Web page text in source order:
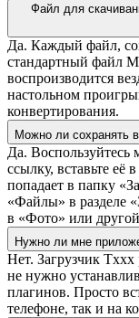
Файл для
Да. Каждый файл,
стандартный файл
воспроизводится
настольном
конвертирования.
Можно ли сохранять
Да. Воспользуйтесь
ссылку, вставьте
попадает в папку
«Файлы» в разделе
в «Фото» или
Нужно ли мне
Нет. Загрузчик
не нужно
плагинов. Просто
телефоне, так и на